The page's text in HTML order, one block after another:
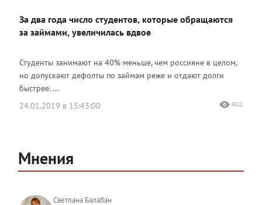
За два года число студентов, которые обращаются
за займами, увеличилась вдвое
Студенты занимают на 40% меньше, чем россияне в целом,
но допускают дефолты по займам реже и отдают долги
быстрее. ...
24.01.2019 в 15:43:00
3512
Мнения
Светлана Балабан